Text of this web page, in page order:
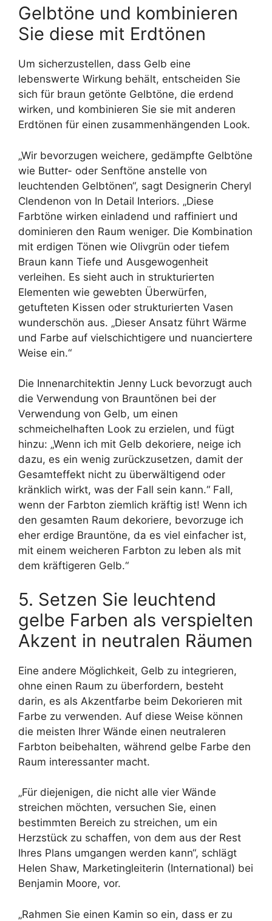
Gelbtöne und kombinieren
Sie diese mit Erdtönen
Um sicherzustellen, dass Gelb eine
lebenswerte Wirkung behält, entscheiden Sie
sich für braun getönte Gelbtöne, die erdend
wirken, und kombinieren Sie sie mit anderen
Erdtönen für einen zusammenhängenden Look.
„Wir bevorzugen weichere, gedämpfte Gelbtöne
wie Butter- oder Senftöne anstelle von
leuchtenden Gelbtönen“, sagt Designerin Cheryl
Clendenon von In Detail Interiors. „Diese
Farbtöne wirken einladend und raffiniert und
dominieren den Raum weniger. Die Kombination
mit erdigen Tönen wie Olivgrün oder tiefem
Braun kann Tiefe und Ausgewogenheit
verleihen. Es sieht auch in strukturierten
Elementen wie gewebten Überwürfen,
getufteten Kissen oder strukturierten Vasen
wunderschön aus. „Dieser Ansatz führt Wärme
und Farbe auf vielschichtigere und nuanciertere
Weise ein.“
Die Innenarchitektin Jenny Luck bevorzugt auch
die Verwendung von Brauntönen bei der
Verwendung von Gelb, um einen
schmeichelhaften Look zu erzielen, und fügt
hinzu: „Wenn ich mit Gelb dekoriere, neige ich
dazu, es ein wenig zurückzusetzen, damit der
Gesamteffekt nicht zu überwältigend oder
kränklich wirkt, was der Fall sein kann.“ Fall,
wenn der Farbton ziemlich kräftig ist! Wenn ich
den gesamten Raum dekoriere, bevorzuge ich
eher erdige Brauntöne, da es viel einfacher ist,
mit einem weicheren Farbton zu leben als mit
dem kräftigeren Gelb.“
5. Setzen Sie leuchtend
gelbe Farben als verspielten
Akzent in neutralen Räumen
Eine andere Möglichkeit, Gelb zu integrieren,
ohne einen Raum zu überfordern, besteht
darin, es als Akzentfarbe beim Dekorieren mit
Farbe zu verwenden. Auf diese Weise können
die meisten Ihrer Wände einen neutraleren
Farbton beibehalten, während gelbe Farbe den
Raum interessanter macht.
„Für diejenigen, die nicht alle vier Wände
streichen möchten, versuchen Sie, einen
bestimmten Bereich zu streichen, um ein
Herzstück zu schaffen, von dem aus der Rest
Ihres Plans umgangen werden kann“, schlägt
Helen Shaw, Marketingleiterin (International) bei
Benjamin Moore, vor.
„Rahmen Sie einen Kamin so ein, dass er zu